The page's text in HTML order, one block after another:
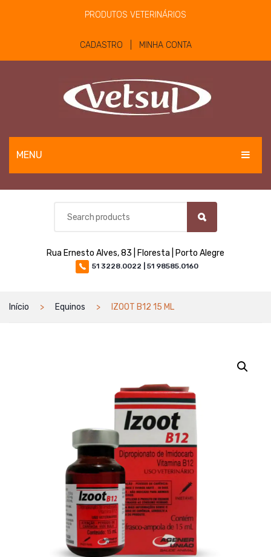
PRODUTOS VETERINÁRIOS
CADASTRO | MINHA CONTA
MENU
EQUINOS
BOVINOS E OVINOS
MATERIAIS E EQUIPAMENTOS
Rua Ernesto Alves, 83 | Floresta | Porto Alegre
51 3228.0022 | 51 98585.0160
Início Equinos IZOOT B12 15 ML